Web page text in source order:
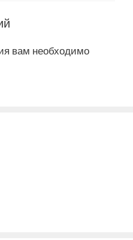
вам необходимо